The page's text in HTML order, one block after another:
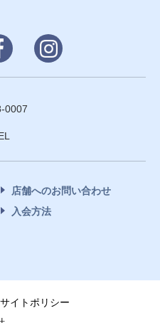
0007
店舗へのお問い合わせ
入会方法
サイトポリシー